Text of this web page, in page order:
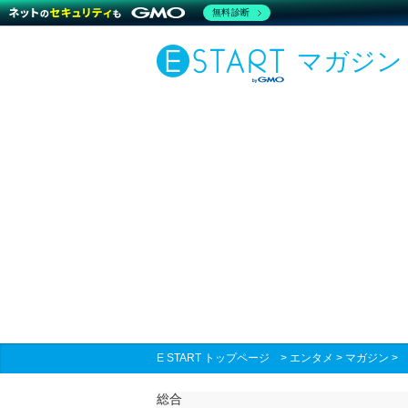
マガジン
E START トップページ > エンタメ > マガジン >
総合
無料診断